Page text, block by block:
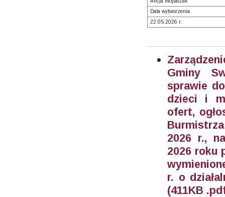
Data wytworzenia
22.05.2026 r.
Gminy
sprawie
dzieci i
ofert,
2026 r.,
2026 roku
r. o
(411KB